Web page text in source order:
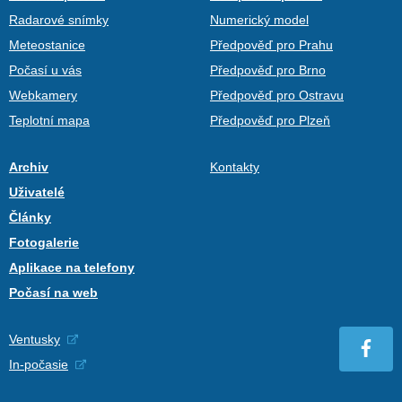
Radarové snímky
Meteostanice
Počasí u vás
Webkamery
Teplotní mapa
Numerický model
Předpověď pro Prahu
Předpověď pro Brno
Předpověď pro Ostravu
Předpověď pro Plzeň
Archiv
Uživatelé
Články
Fotogalerie
Aplikace na telefony
Počasí na web
Kontakty
Ventusky
In-počasie